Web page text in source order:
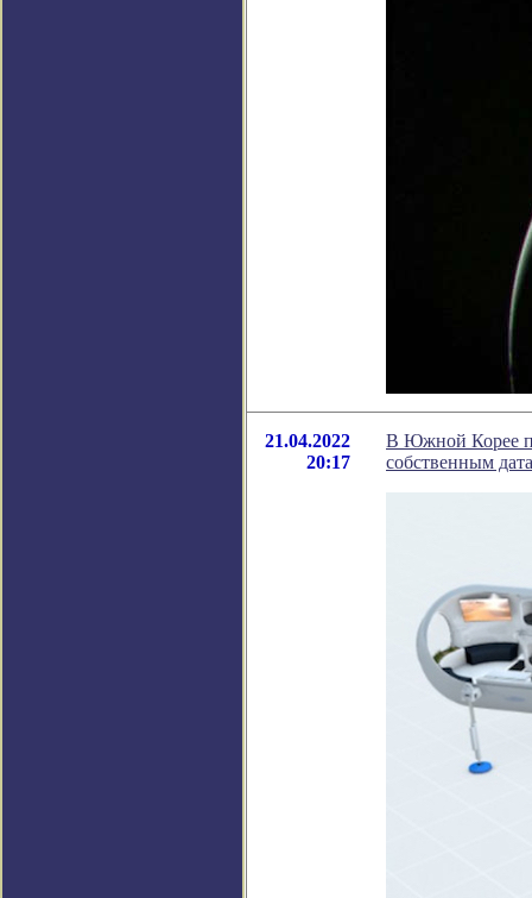
21.04.2022
20:17
В Южной Корее
собственным